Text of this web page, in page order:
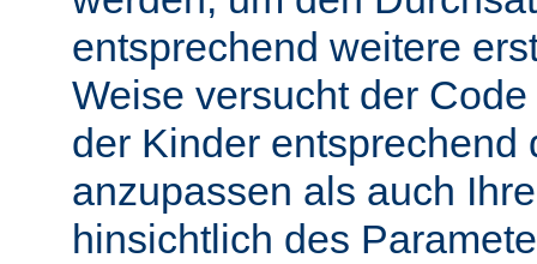
entsprechend weitere
Weise versucht der
der Kinder entsprechend
anzupassen als auch
hinsichtlich des